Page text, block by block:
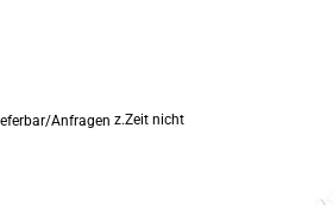
z.Zeit nicht